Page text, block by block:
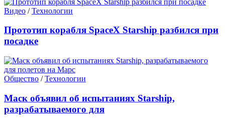
Видео /Технологии
Прототип корабля SpaceX Starship разбился при
посадке
Общество /Технологии
Маск объявил об испытаниях Starship,
разрабатываемого для